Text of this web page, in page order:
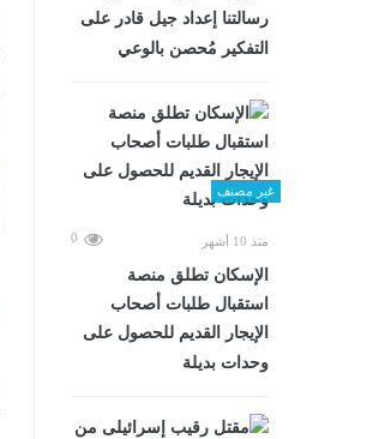
رسالتنا إعداد جيل قادر على
التفكير مُحصن بالوعي
غير مصنف
منذ 10 أشهر 0
الإسكان تطلق منصة
استقبال طلبات أصحاب
الإيجار القديم للحصول على
وحدات بديلة